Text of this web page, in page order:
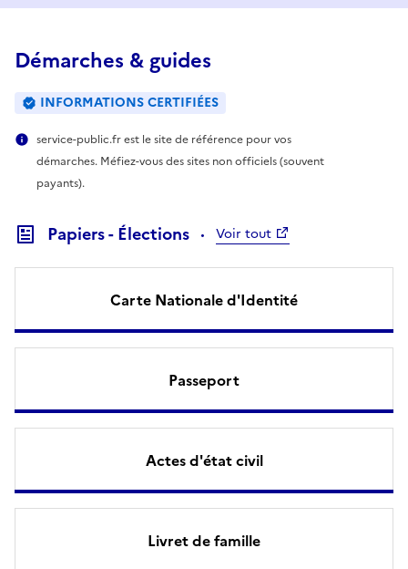
Démarches & guides
INFORMATIONS CERTIFIÉES
service-public.fr est le site de référence pour vos
démarches. Méfiez-vous des sites non officiels (souvent
payants).
Papiers - Élections Voir tout
Carte Nationale d'Identité
Passeport
Actes d'état civil
Livret de famille